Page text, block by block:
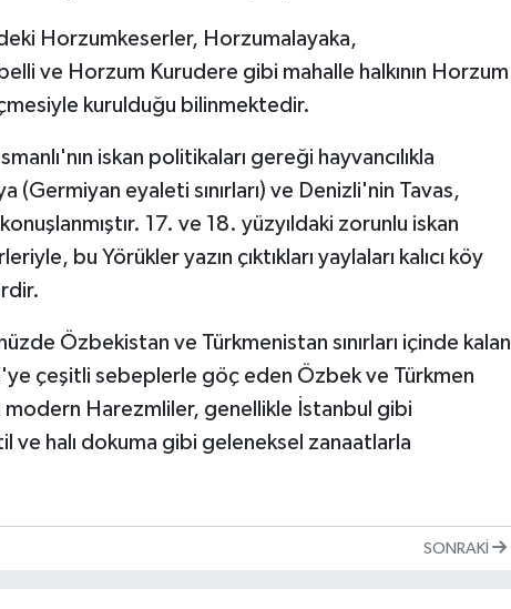
Horzumkeserler, Horzumalayaka,
ve Horzum Kurudere gibi mahalle halkının Horzum
kurulduğu bilinmektedir.
iskan politikaları gereği hayvancılıkla
(Germiyan eyaleti sınırları) ve Denizli'nin Tavas,
17. ve 18. yüzyıldaki zorunlu iskan
bu Yörükler yazın çıktıkları yaylaları kalıcı köy
Özbekistan ve Türkmenistan sınırları içinde kalan
çeşitli sebeplerle göç eden Özbek ve Türkmen
modern Harezmliler, genellikle İstanbul gibi
halı dokuma gibi geleneksel zanaatlarla
SONRAKI